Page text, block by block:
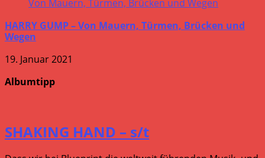
HARRY GUMP – Von Mauern, Türmen, Brücken und
Wegen
19. Januar 2021
Albumtipp
SHAKING HAND – s/t